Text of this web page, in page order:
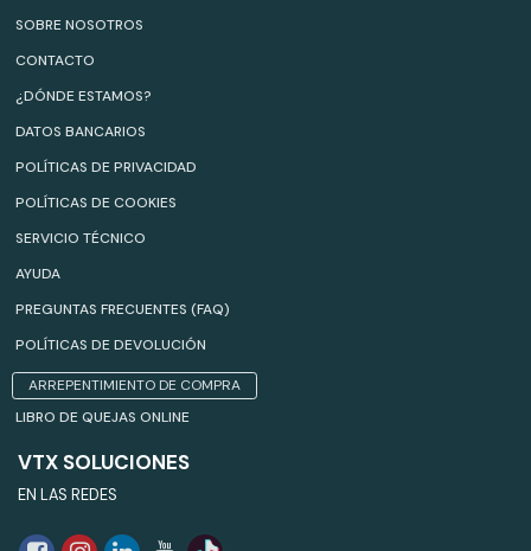
SOBRE NOSOTROS
CONTACTO
¿DÓNDE ESTAMOS?
DATOS BANCARIOS
POLÍTICAS DE PRIVACIDAD
POLÍTICAS DE COOKIES
SERVICIO TÉCNICO
AYUDA
PREGUNTAS FRECUENTES (FAQ)
POLÍTICAS DE DEVOLUCIÓN
ARREPENTIMIENTO DE COMPRA
LIBRO DE QUEJAS ONLINE
VTX SOLUCIONES
EN LAS REDES